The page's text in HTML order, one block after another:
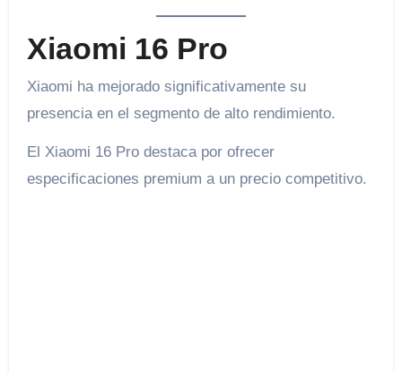
Xiaomi 16 Pro
Xiaomi ha mejorado significativamente su
presencia en el segmento de alto rendimiento.
El Xiaomi 16 Pro destaca por ofrecer
especificaciones premium a un precio competitivo.